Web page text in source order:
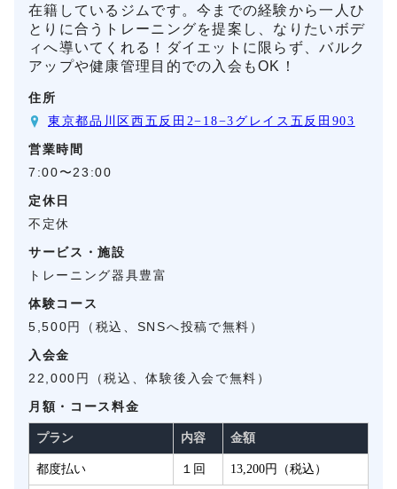
在籍しているジムです。今までの経験から一人ひ
とりに合うトレーニングを提案し、なりたいボデ
ィへ導いてくれる！ダイエットに限らず、バルク
アップや健康管理目的での入会もOK！
住所
東京都品川区西五反田2−18−3グレイス五反田903
営業時間
7:00〜23:00
定休日
不定休
サービス・施設
トレーニング器具豊富
体験コース
5,500円（税込、SNSへ投稿で無料）
入会金
22,000円（税込、体験後入会で無料）
月額・コース料金
プラン 内容 金額
都度払い １回 13,200円（税込）